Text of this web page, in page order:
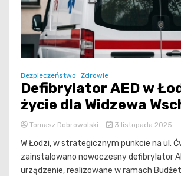
Bezpieczeństwo Zdrowie
Defibrylator AED w
życie dla Widzewa
Tomasz Dobrowolski 3 listopada 2025
W Łodzi, w strategicznym punkcie na ul.
zainstalowano nowoczesny defibrylator
urządzenie, realizowane w ramach